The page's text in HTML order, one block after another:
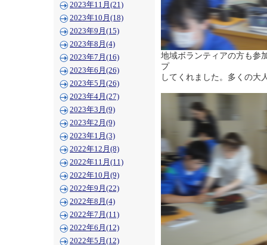
2023年11月(21)
2023年10月(18)
2023年9月(15)
2023年8月(4)
2023年7月(16)
2023年6月(26)
2023年5月(26)
2023年4月(27)
2023年3月(9)
2023年2月(9)
2023年1月(3)
2022年12月(8)
2022年11月(11)
2022年10月(9)
2022年9月(22)
2022年8月(4)
2022年7月(11)
2022年6月(12)
2022年5月(12)
地域ボランティアの方も参
プ
してくれました。多くの大